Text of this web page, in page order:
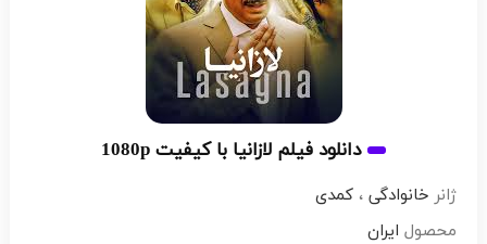
دانلود فیلم لازانیا با کیفیت 1080p
ژانر خانوادگی ،کمدی
محصول ایران